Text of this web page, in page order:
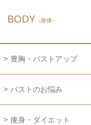
BODY -身体-
豊胸・バストアップ
バストのお悩み
痩身・ダイエット